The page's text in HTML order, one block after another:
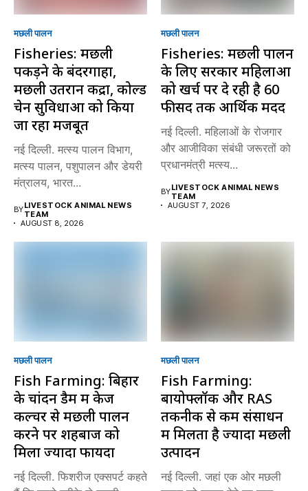
मछली पालन
Fisheries: मछली
पकड़ने के बंदरगाहों,
मछली उतरान केंद्रों, कोल्ड
चेन सुविधाओं को किया
जा रहा मजबूत
नई दिल्ली. मत्स्य पालन विभाग,
मत्स्य पालन, पशुपालन और डेयरी
मंत्रालय, भारत...
BYLIVESTOCK ANIMAL NEWS
TEAM
AUGUST 8, 2026
मछली पालन
Fisheries: मछली पालन
के लिए सरकार महिलाओं
को खर्च पर दे रही है 60
फीसद तक आर्थिक मदद
नई दिल्ली. महिलाओं के रोजगार
और आजीविका संबंधी जरूरतों को
प्रधानमंत्री मत्स्य...
BYLIVESTOCK ANIMAL NEWS
TEAM
AUGUST 7, 2026
मछली पालन
Fish Farming: बिहार
के चांदन डैम में केज
कल्चर से मछली पालन
करने पर शहबाज को
मिला ज्यादा फायदा
नई दिल्ली. फिशरीज एक्सपर्ट कहते
मछली पालन
Fish Farming:
बायोफ्लॉक और RAS
तकनीक से कम संसाधन
में मिलता है ज्यादा मछली
उत्पादन
नई दिल्ली. जहां एक ओर मछली